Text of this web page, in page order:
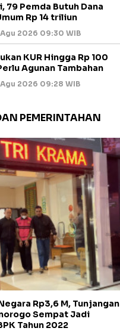
79 Pemda Butuh Dana
Rp 14 triliun
2026 09:30 WIB
KUR Hingga Rp 100
Agunan Tambahan
2026 09:28 WIB
PEMERINTAHAN
Rp3,6 M, Tunjangan
Sempat Jadi
Tahun 2022